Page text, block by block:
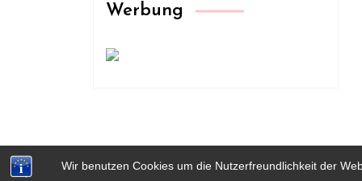
Wir benutzen Cookies um die Nutzerfreundlichkeit der
Werbung